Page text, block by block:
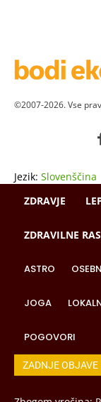
©2007-2026. Vse
Jezik: Slovenščina
ZDRAVJE
ZDRAVILNE
ASTRO
JOGA
POGOVORI
ZADNJE OBJAVE